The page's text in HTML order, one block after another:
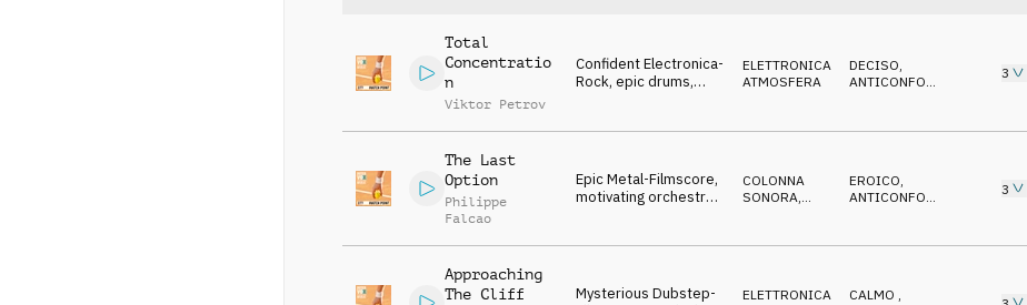
Total
Concentratio
n
Viktor Petrov
Confident Electronica-
Rock, epic drums,
ELETTRONICA
ATMOSFERA
DECISO
ANTICONFORMISTA
3
The Last
Option
Philippe
Falcao
Epic Metal-Filmscore,
motivating orchestra,
COLONNA
SONORA,
EROICO,
ANTICONFORMISTA
3
Approaching
The Cliff
Mysterious Dubstep-
ELETTRONICA CALMO ,